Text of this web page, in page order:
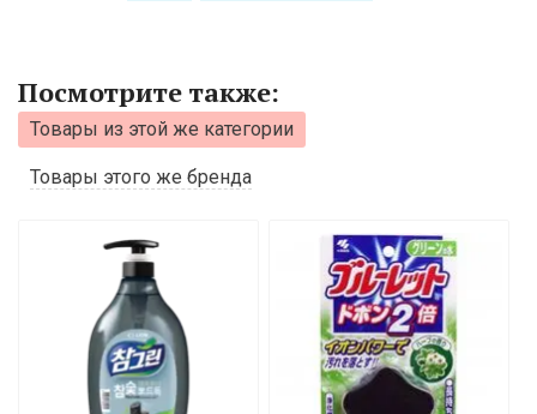
Посмотрите также:
Товары из этой же категории
Товары этого же бренда